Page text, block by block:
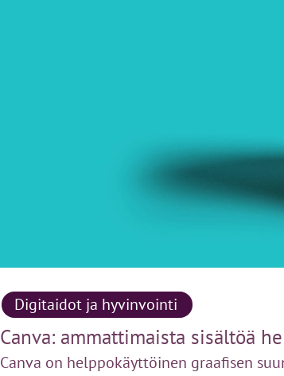
Digitaidot ja hyvinvointi
Canva: ammattimaista sisältöä
Canva on helppokäyttöinen graafisen